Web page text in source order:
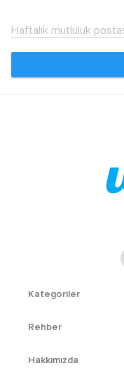
Haftalık mutluluk
Kategoriler
Rehber
Hakkımızda